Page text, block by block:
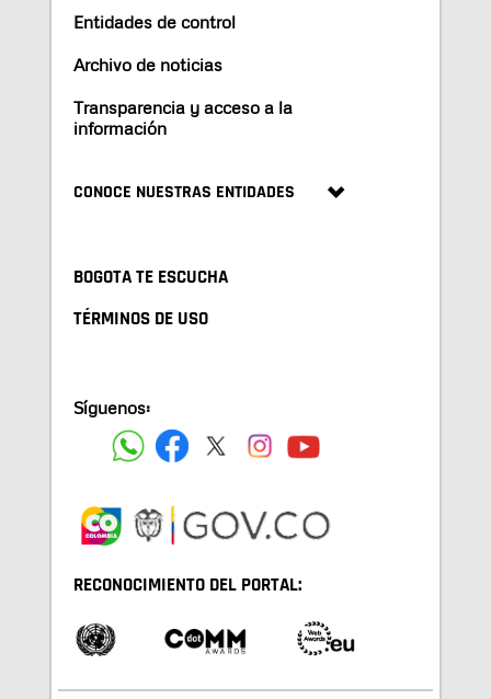
Entidades de control
Archivo de noticias
Transparencia y acceso a la
información
CONOCE NUESTRAS ENTIDADES
BOGOTA TE ESCUCHA
TÉRMINOS DE USO
Síguenos:
RECONOCIMIENTO DEL PORTAL: